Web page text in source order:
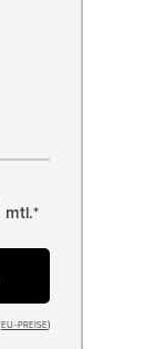
mtl.*
EU−PREISE)